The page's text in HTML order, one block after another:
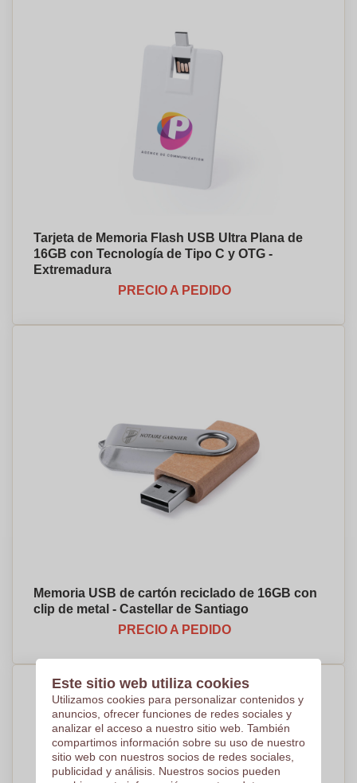
Tarjeta de Memoria Flash USB Ultra Plana de
16GB con Tecnología de Tipo C y OTG -
Extremadura
PRECIO A PEDIDO
Memoria USB de cartón reciclado de 16GB con
clip de metal - Castellar de Santiago
PRECIO A PEDIDO
Este sitio web utiliza cookies
Utilizamos cookies para personalizar contenidos y
anuncios, ofrecer funciones de redes sociales y
analizar el acceso a nuestro sitio web. También
compartimos información sobre su uso de nuestro
sitio web con nuestros socios de redes sociales,
publicidad y análisis. Nuestros socios pueden